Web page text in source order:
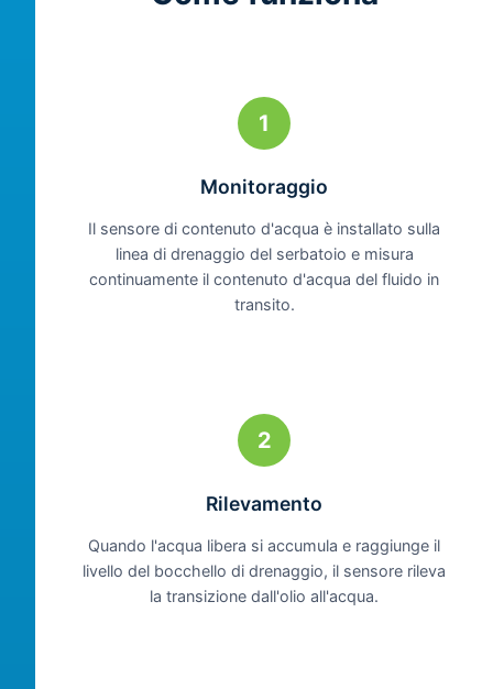
1
Monitoraggio
Il sensore di contenuto d'acqua è installato sulla
linea di drenaggio del serbatoio e misura
continuamente il contenuto d'acqua del fluido in
transito.
2
Rilevamento
Quando l'acqua libera si accumula e raggiunge il
livello del bocchello di drenaggio, il sensore rileva
la transizione dall'olio all'acqua.